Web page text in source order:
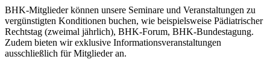
BHK-Mitglieder können unsere Seminare und Veranstaltungen zu
vergünstigten Konditionen buchen, wie beispielsweise Pädiatrischer
Rechtstag (zweimal jährlich), BHK-Forum, BHK-Bundestagung.
Zudem bieten wir exklusive Informationsveranstaltungen
ausschließlich für Mitglieder an.